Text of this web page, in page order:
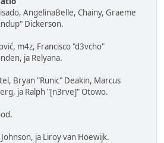
AngelinaBelle, Chainy, Graeme
Dickerson.
m4z, Francisco "d3vcho"
ja Relyana.
Bryan "Runic" Deakin, Marcus
ja Ralph "[n3rve]" Otowo.
ja Liroy van Hoewijk.